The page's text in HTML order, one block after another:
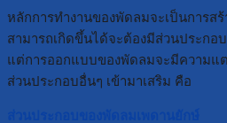
หลักการทำงานของพัดลมจะเป็นการส
สามารถเกิดขึ้นได้จะต้องมีส่วนประกอ
แต่การออกแบบของพัดลมจะมีความแ
ส่วนประกอบอื่นๆ เข้ามาเสริม คือ